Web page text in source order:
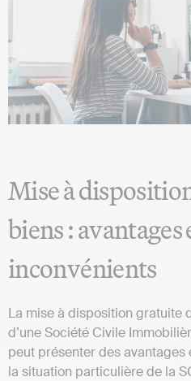
Mise à
biens : avantages
inconvénients
La mise à disposition gratuite
d’une Société Civile
peut présenter des avantages
la situation particulière de la